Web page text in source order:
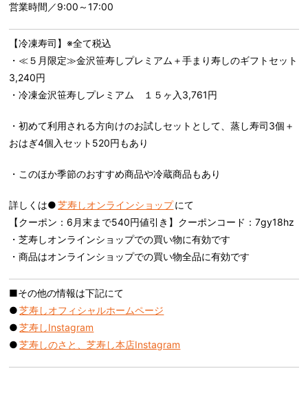
営業時間／9:00～17:00
【冷凍寿司】※全て税込
・≪５月限定≫金沢笹寿しプレミアム＋手まり寿しのギフトセット
3,240円
・冷凍金沢笹寿しプレミアム １５ヶ入3,761円
・初めて利用される方向けのお試しセットとして、蒸し寿司3個＋
おはぎ4個入セット520円もあり
・このほか季節のおすすめ商品や冷蔵商品もあり
詳しくは● 芝寿しオンラインショップにて
【クーポン：6月末まで540円値引き】クーポンコード：7gy18hz
・芝寿しオンラインショップでの買い物に有効です
・商品はオンラインショップでの買い物全品に有効です
■その他の情報は下記にて
● 芝寿しオフィシャルホームページ
● 芝寿しInstagram
● 芝寿しのさと、芝寿し本店Instagram